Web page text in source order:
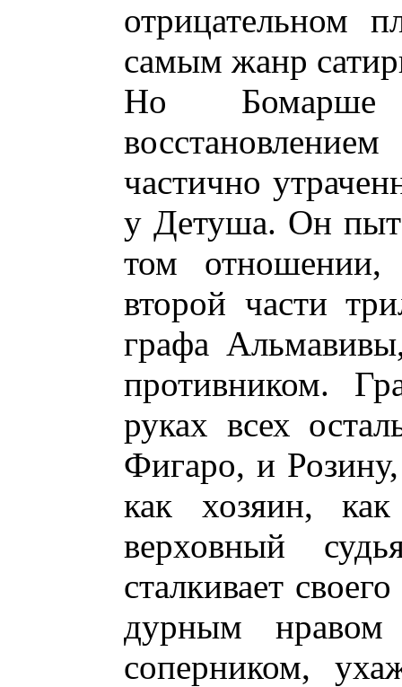
отрицательном
самым жанр
Но Бомарше
частично
у Детуша. Он
том
второй части
графа
противником.
руках всех
Фигаро, и
как хозяин,
верховный
сталкивает
дурным
соперником,